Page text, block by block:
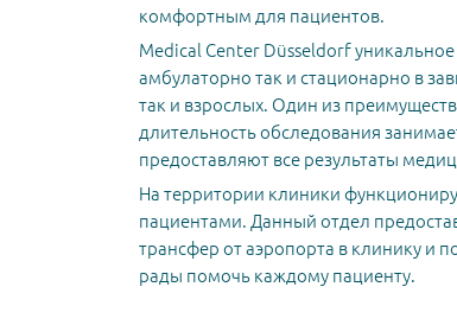
комфортным для пациентов.
Medical Center Düsseldorf
амбулаторно так и стационарно в
так и взрослых. Один из
длительность обследования
предоставляют все результаты
На территории клиники
пациентами. Данный отдел
трансфер от аэропорта в клинику и
рады помочь каждому пациенту.